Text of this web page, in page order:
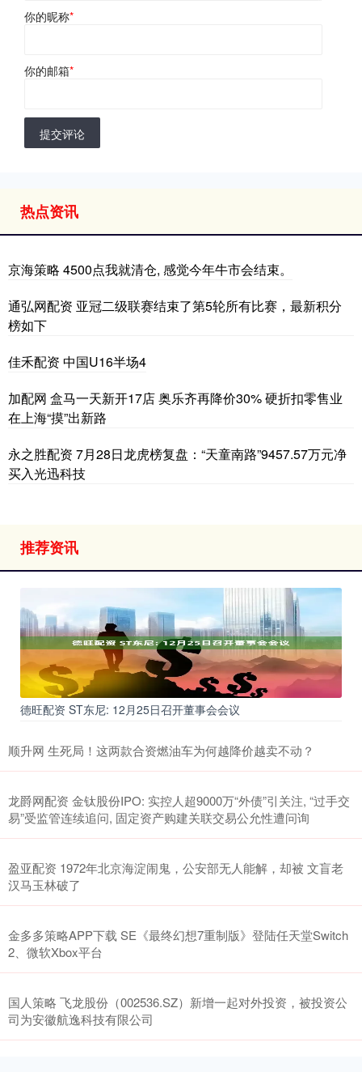
你的昵称*
你的邮箱*
提交评论
热点资讯
京海策略 4500点我就清仓, 感觉今年牛市会结束。
通弘网配资 亚冠二级联赛结束了第5轮所有比赛，最新积分
榜如下
佳禾配资 中国U16半场4
加配网 盒马一天新开17店 奥乐齐再降价30% 硬折扣零售业
在上海“摸”出新路
永之胜配资 7月28日龙虎榜复盘：“天童南路”9457.57万元净
买入光迅科技
推荐资讯
德旺配资 ST东尼: 12月25日召开董事会会议
顺升网 生死局！这两款合资燃油车为何越降价越卖不动？
龙爵网配资 金钛股份IPO: 实控人超9000万“外债”引关注, “过手交
易”受监管连续追问, 固定资产购建关联交易公允性遭问询
盈亚配资 1972年北京海淀闹鬼，公安部无人能解，却被 文盲老
汉马玉林破了
金多多策略APP下载 SE《最终幻想7重制版》登陆任天堂Switch
2、微软Xbox平台
国人策略 飞龙股份（002536.SZ）新增一起对外投资，被投资公
司为安徽航逸科技有限公司